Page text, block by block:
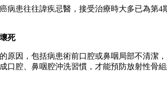
病患往往諱疾忌醫，接受治療時大多已為第
死
原因，包括病患術前口腔或鼻咽局部不清
口腔、鼻咽腔沖洗習慣，才能預防放射性骨組